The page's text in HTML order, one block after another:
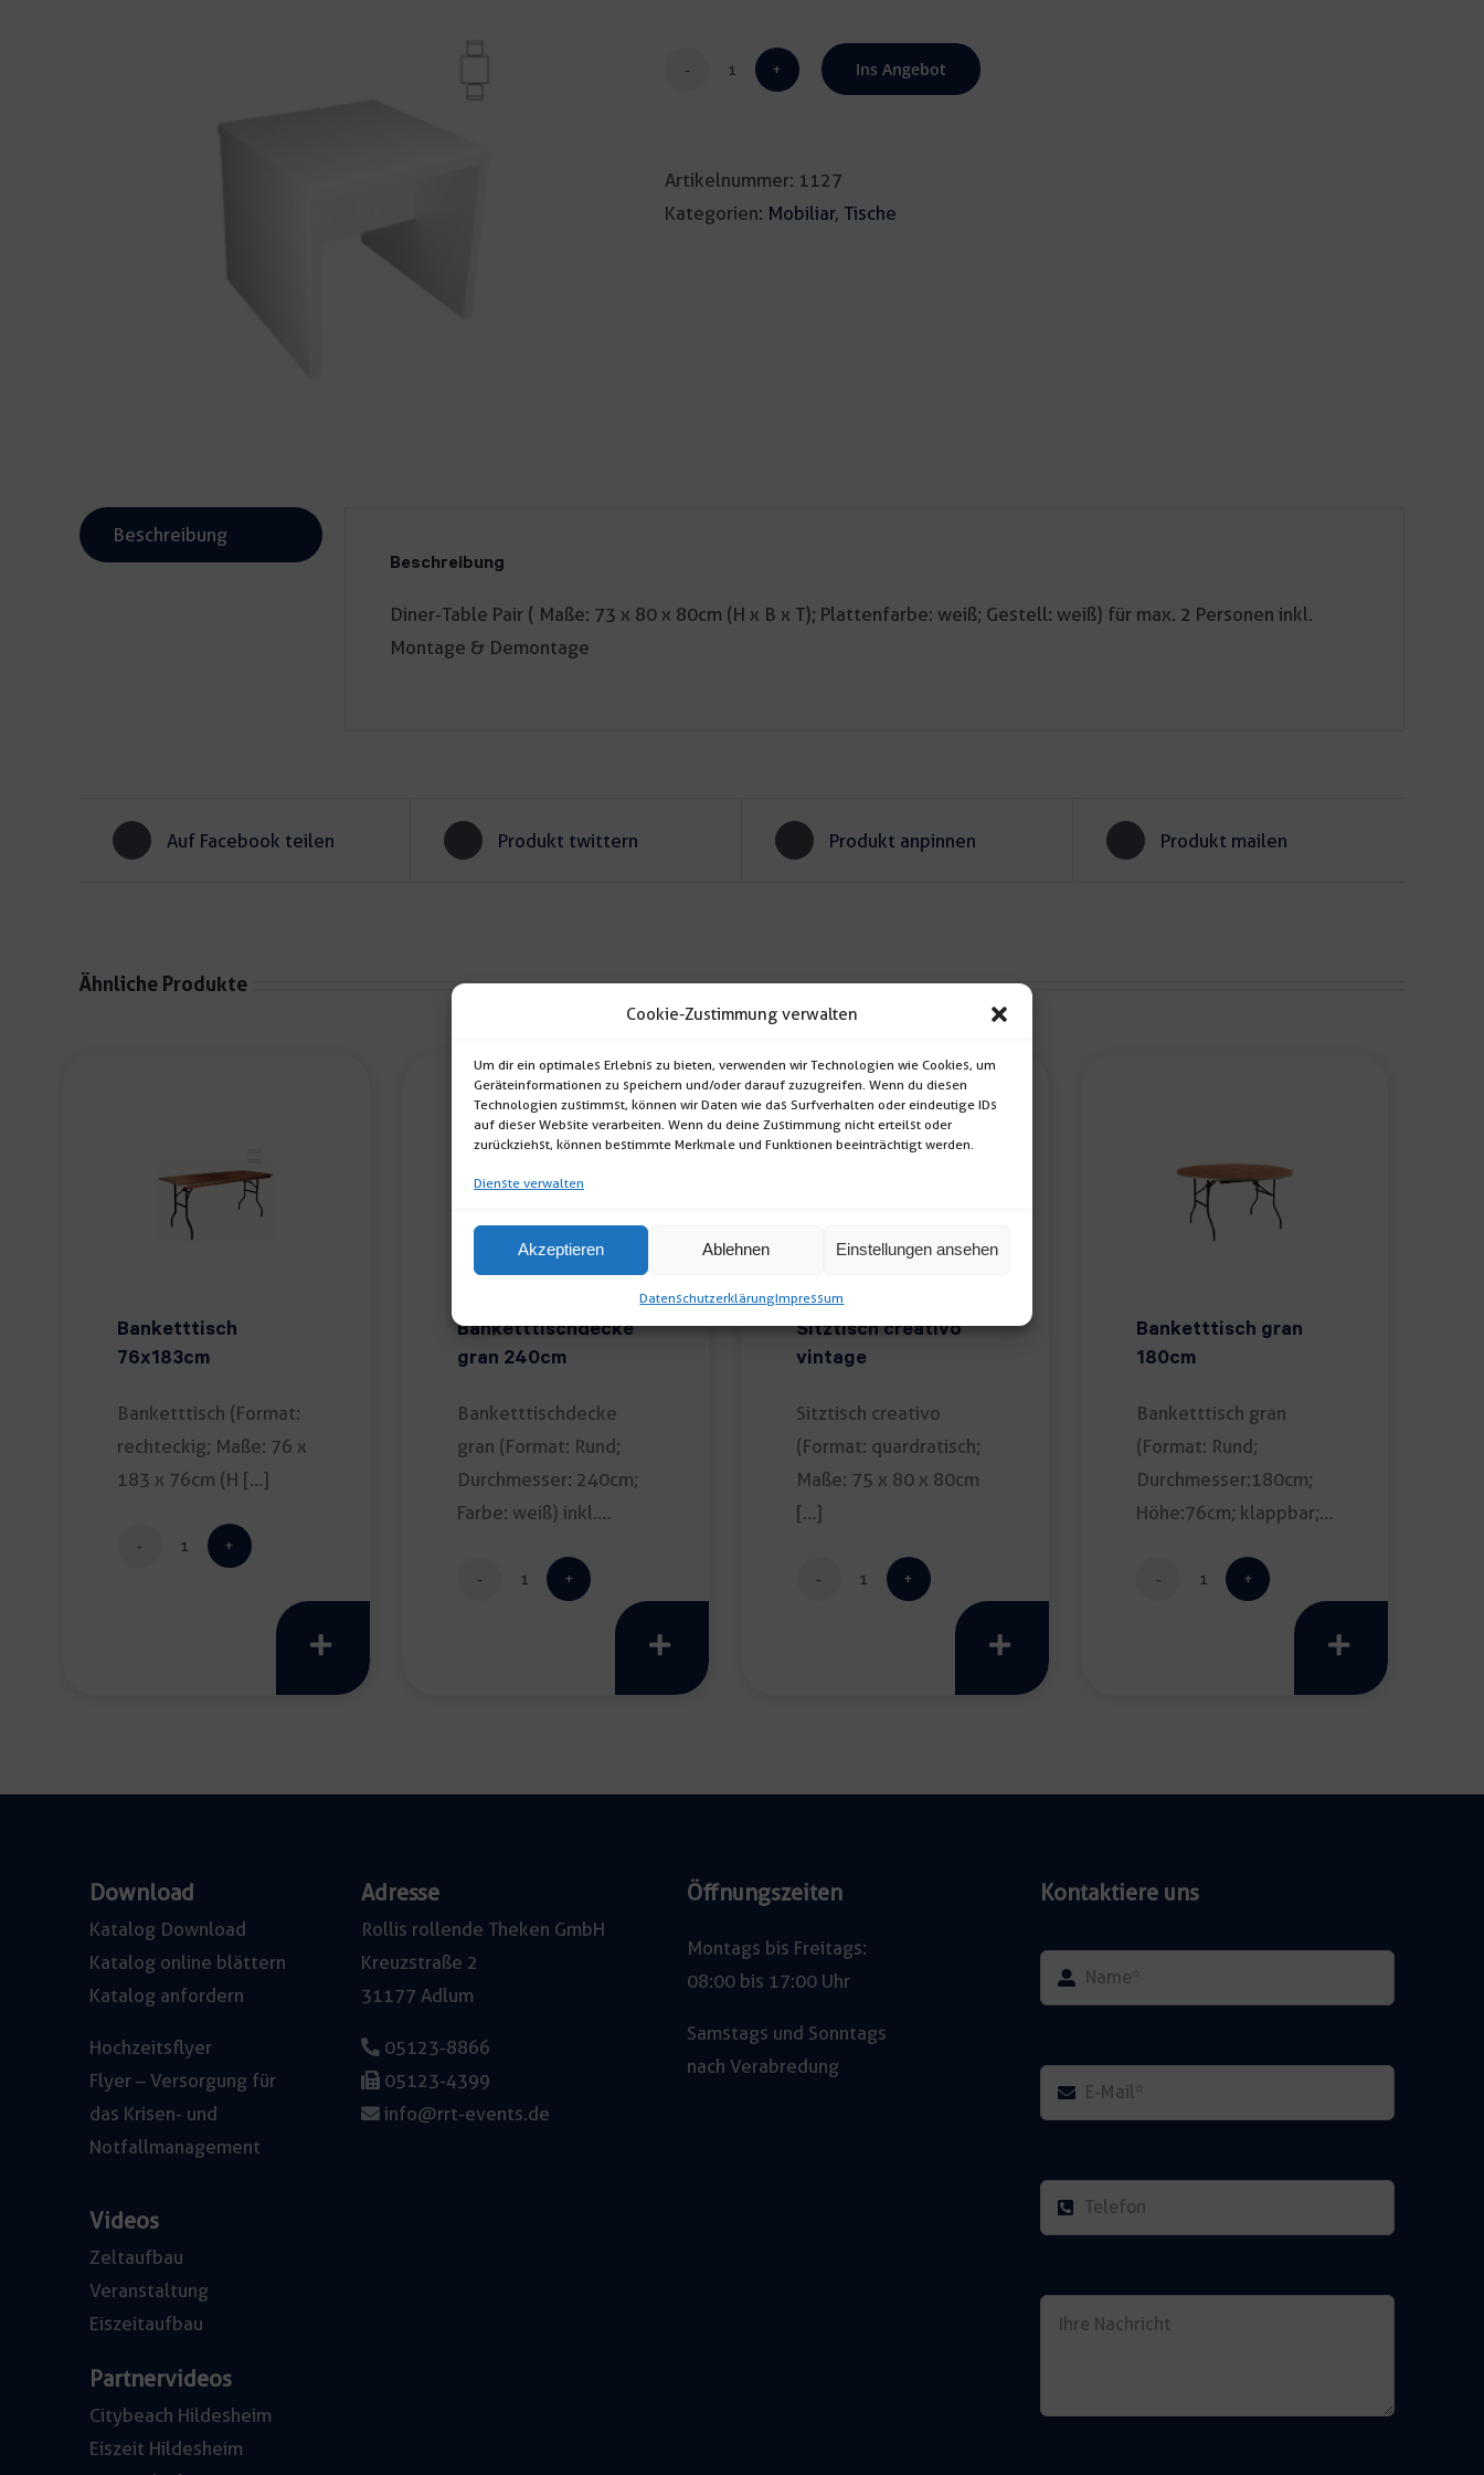
Cookie-Zustimmung verwalten
Um dir ein optimales Erlebnis zu bieten, verwenden wir Technologien wie Cookies, um
Geräteinformationen zu speichern und/oder darauf zuzugreifen. Wenn du diesen
Technologien zustimmst, können wir Daten wie das Surfverhalten oder eindeutige IDs
auf dieser Website verarbeiten. Wenn du deine Zustimmung nicht erteilst oder
zurückziehst, können bestimmte Merkmale und Funktionen beeinträchtigt werden.
Dienste verwalten
Akzeptieren Ablehnen Einstellungen ansehen
DatenschutzerklärungImpressum
Diner-
weiß
Menge
Ins Angebot
Artikelnummer: 1127
Kategorien: Mobiliar, Tische
Beschreibung
Beschreibung
Diner-Table Pair ( Maße: 73 x 80 x 80cm (H x B x T); Plattenfarbe: weiß; Gestell: weiß) für max. 2 Personen inkl.
Montage & Demontage
Auf Facebook teilen Produkt twittern Produkt anpinnen Produkt mailen
Ähnliche Produkte
Banketttisch
76x183cm
Banketttisch (Format:
rechteckig; Maße: 76 x
183 x 76cm (H […]
Banketttisch
Banketttischdecke
gran 240cm
Banketttischdecke
gran (Format: Rund;
Durchmesser: 240cm;
Farbe: weiß) inkl.
Banketttischdecke
Sitztisch creativo
vintage
Sitztisch creativo
(Format: quardratisch;
Maße: 75 x 80 x 80cm
[…]
Sitztisch
Banketttisch gran
180cm
Banketttisch gran
(Format: Rund;
Durchmesser:180cm;
Höhe:76cm; klappbar;
empfohlen) […]
Banketttisch
Download
Katalog Download
Katalog online blättern
Katalog anfordern
Hochzeitsflyer
Flyer – Versorgung für
das Krisen- und
Notfallmanagement
Videos
Zeltaufbau
Veranstaltung
Eiszeitaufbau
Partnervideos
Citybeach Hildesheim
Eiszeit Hildesheim
Adresse
Rollis rollende Theken GmbH
Kreuzstraße 2
31177 Adlum
05123-8866
05123-4399
info@rrt-events.de
Öffnungszeiten
Montags bis Freitags:
08:00 bis 17:00 Uhr
Samstags und Sonntags
nach Verabredung
Kontaktiere uns